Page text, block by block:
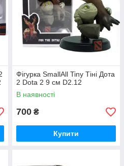
Фігурка SmallAll Tiny Тіні Дота
2 Dota 2 9 см D2.12
В наявності
700 ₴
Купити